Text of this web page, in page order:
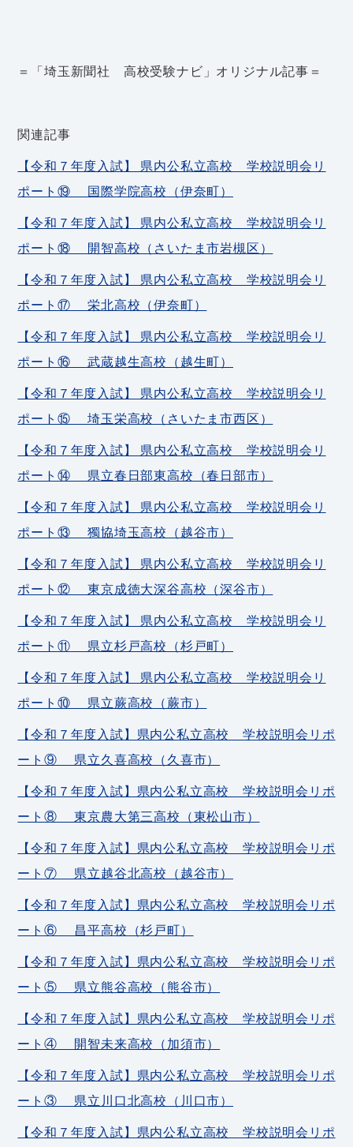
＝「埼玉新聞社 高校受験ナビ」オリジナル記事＝
関連記事
【令和７年度入試】 県内公私立高校 学校説明会リ
ポート⑲ 国際学院高校（伊奈町）
【令和７年度入試】 県内公私立高校 学校説明会リ
ポート⑱ 開智高校（さいたま市岩槻区）
【令和７年度入試】 県内公私立高校 学校説明会リ
ポート⑰ 栄北高校（伊奈町）
【令和７年度入試】 県内公私立高校 学校説明会リ
ポート⑯ 武蔵越生高校（越生町）
【令和７年度入試】 県内公私立高校 学校説明会リ
ポート⑮ 埼玉栄高校（さいたま市西区）
【令和７年度入試】 県内公私立高校 学校説明会リ
ポート⑭ 県立春日部東高校（春日部市）
【令和７年度入試】 県内公私立高校 学校説明会リ
ポート⑬ 獨協埼玉高校（越谷市）
【令和７年度入試】 県内公私立高校 学校説明会リ
ポート⑫ 東京成徳大深谷高校（深谷市）
【令和７年度入試】 県内公私立高校 学校説明会リ
ポート⑪ 県立杉戸高校（杉戸町）
【令和７年度入試】 県内公私立高校 学校説明会リ
ポート⑩ 県立蕨高校（蕨市）
【令和７年度入試】県内公私立高校 学校説明会リポ
ート⑨ 県立久喜高校（久喜市）
【令和７年度入試】県内公私立高校 学校説明会リポ
ート⑧ 東京農大第三高校（東松山市）
【令和７年度入試】県内公私立高校 学校説明会リポ
ート⑦ 県立越谷北高校（越谷市）
【令和７年度入試】県内公私立高校 学校説明会リポ
ート⑥ 昌平高校（杉戸町）
【令和７年度入試】県内公私立高校 学校説明会リポ
ート⑤ 県立熊谷高校（熊谷市）
【令和７年度入試】県内公私立高校 学校説明会リポ
ート④ 開智未来高校（加須市）
【令和７年度入試】県内公私立高校 学校説明会リポ
ート③ 県立川口北高校（川口市）
【令和７年度入試】県内公私立高校 学校説明会リポ